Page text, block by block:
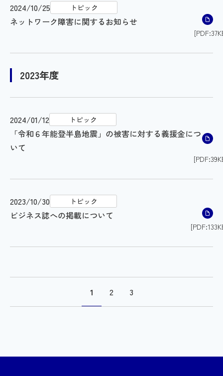
2024/10/25 トピック
ネットワーク障害に関するお知らせ
2023年度
2024/01/12 トピック
「令和６年能登半島地震」の被害に対する義援金につ
いて
2023/10/30 トピック
ビジネス誌への掲載について
1 2 3